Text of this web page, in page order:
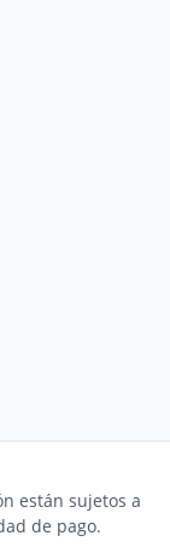
están sujetos a
de pago.